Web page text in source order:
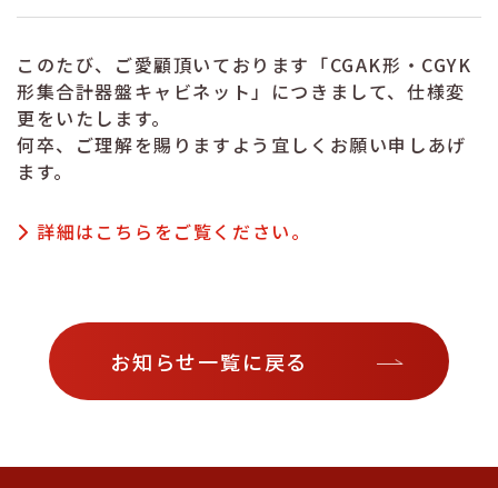
このたび、ご愛顧頂いております「CGAK形・CGYK
形集合計器盤キャビネット」につきまして、仕様変
更をいたします。
何卒、ご理解を賜りますよう宜しくお願い申しあげ
ます。
詳細はこちらをご覧ください。
お知らせ一覧に戻る